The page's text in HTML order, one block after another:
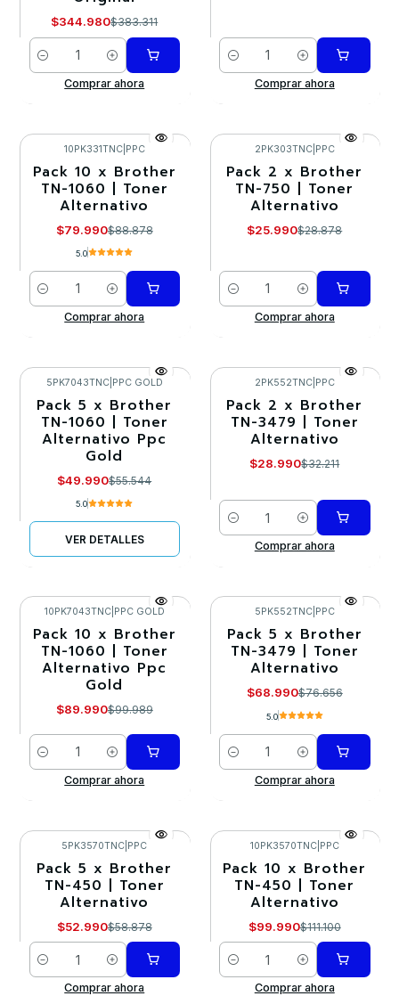
$344.980$383.311
Cantidad
Comprar ahora
Cantidad
Comprar ahora
-10%
10PK331TNC| PPC
Pack 10 x Brother
TN-1060 | Toner
Alternativo
$79.990$88.878
5.0
Cantidad
Comprar ahora
-10%
2PK303TNC| PPC
Pack 2 x Brother
TN-750 | Toner
Alternativo
$25.990$28.878
Cantidad
Comprar ahora
-10%
Agotado
5PK7043TNC| PPC GOLD
Pack 5 x Brother
TN-1060 | Toner
Alternativo Ppc
Gold
$49.990$55.544
5.0
VER DETALLES
-10%
2PK552TNC| PPC
Pack 2 x Brother
TN-3479 | Toner
Alternativo
$28.990$32.211
Cantidad
Comprar ahora
-10%
10PK7043TNC| PPC GOLD
Pack 10 x Brother
TN-1060 | Toner
Alternativo Ppc
Gold
$89.990$99.989
Cantidad
Comprar ahora
-10%
5PK552TNC| PPC
Pack 5 x Brother
TN-3479 | Toner
Alternativo
$68.990$76.656
5.0
Cantidad
Comprar ahora
-10%
5PK3570TNC PPC
Pack 5 x Brother
TN-450 | Toner
Alternativo
$52.990$58.878
Cantidad
Comprar ahora
-10%
10PK3570TNC| PPC
Pack 10 x Brother
TN-450 | Toner
Alternativo
$99.990$111.100
Cantidad
Comprar ahora